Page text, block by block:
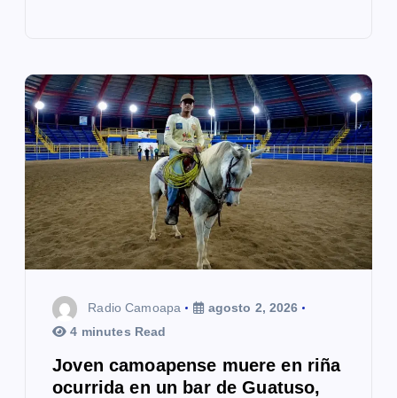
Radio Camoapa
agosto 2, 2026
4 minutes Read
Joven camoapense muere en riña
ocurrida en un bar de Guatuso,